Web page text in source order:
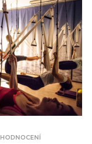
HODNOCENÍ